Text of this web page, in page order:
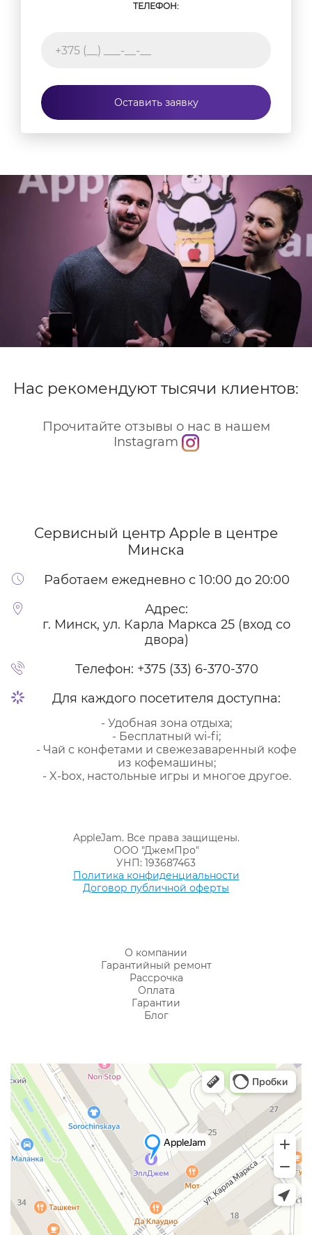
ТЕЛЕФОН:
Оставить заявку
Нас рекомендуют тысячи клиентов:
Прочитайте отзывы о нас в нашем
Instagram
Сервисный центр Apple в центре
Минска
Работаем ежедневно с 10:00 до 20:00
Адрес:
г. Минск, ул. Карла Маркса 25 (вход со
двора)
Телефон: +375 (33) 6-370-370
Для каждого посетителя доступна:
- Удобная зона отдыха;
- Бесплатный wi-fi;
- Чай с конфетами и свежезаваренный кофе
из кофемашины;
- X-box, настольные игры и многое другое.
AppleJam. Все права защищены.
ООО "ДжемПро"
УНП: 193687463
Политика конфиденциальности
Договор публичной оферты
О компании
Гарантийный ремонт
Рассрочка
Оплата
Гарантии
Блог